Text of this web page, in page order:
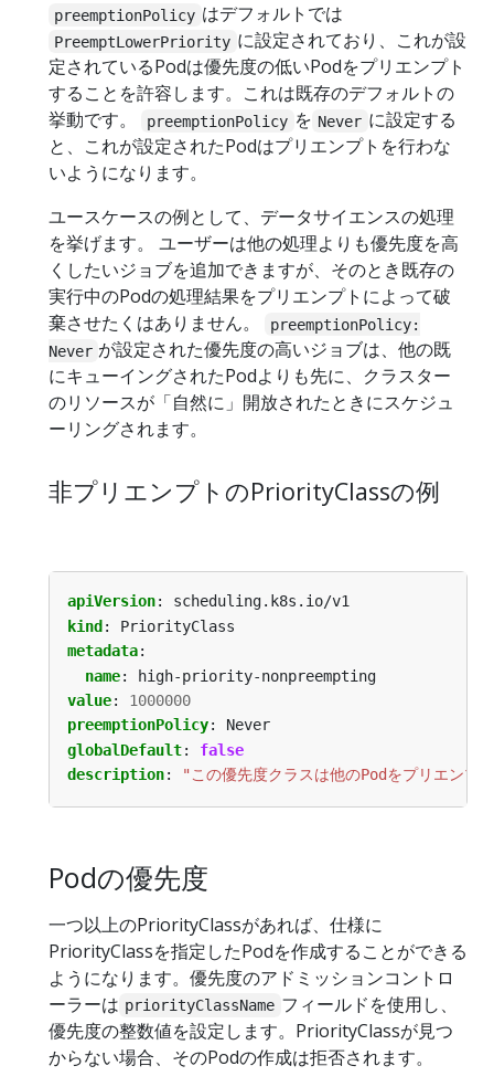
preemptionPolicy はデフォルトでは
PreemptLowerPriority に設定されており、これが設
定されているPodは優先度の低いPodをプリエンプト
することを許容します。これは既存のデフォルトの
挙動です。
preemptionPolicy を Never に設定する
と、これが設定されたPodはプリエンプトを行わな
いようになります。
ユースケースの例として、データサイエンスの処理
を挙げます。 ユーザーは他の処理よりも優先度を高
くしたいジョブを追加できますが、そのとき既存の
実行中のPodの処理結果をプリエンプトによって破
棄させたくはありません。
preemptionPolicy:
Never が設定された優先度の高いジョブは、他の既
にキューイングされたPodよりも先に、クラスター
のリソースが「自然に」開放されたときにスケジュ
ーリングされます。
非プリエンプトのPriorityClassの例
apiVersion:
scheduling.k8s.io/v1
kind :
PriorityClass
metadata:
name:
high-priority-nonpreempting
value:
1000000
preemptionPolicy:
Never
globalDefault:
false
description: "この優先度クラスは他のPodをプリエンプ
Podの優先度
一つ以上のPriorityClassがあれば、仕様に
PriorityClassを指定したPodを作成することができる
ようになります。優先度のアドミッションコントロ
ーラーは priorityClassName フィールドを使用し、
優先度の整数値を設定します。PriorityClassが見つ
からない場合、そのPodの作成は拒否されます。